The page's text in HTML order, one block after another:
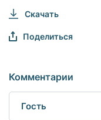
Скачать
Поделиться
Комментарии